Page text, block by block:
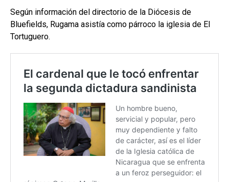
Según información del directorio de la Diócesis de
Bluefields, Rugama asistía como párroco la iglesia de El
Tortuguero.